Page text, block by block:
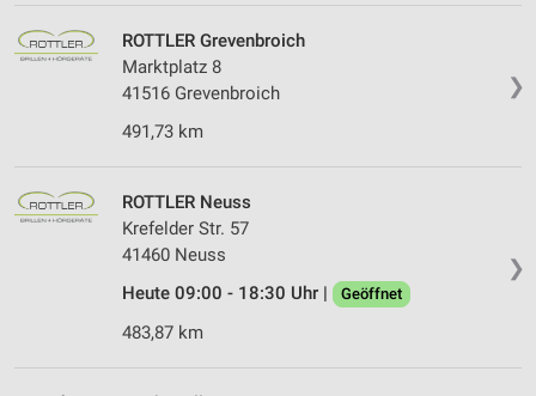
❯
ROTTLER Grevenbroich
Marktplatz 8
41516 Grevenbroich
491,73 km
❯
ROTTLER Neuss
Krefelder Str. 57
41460 Neuss
Heute 09:00 - 18:30 Uhr |
Geöffnet
483,87 km